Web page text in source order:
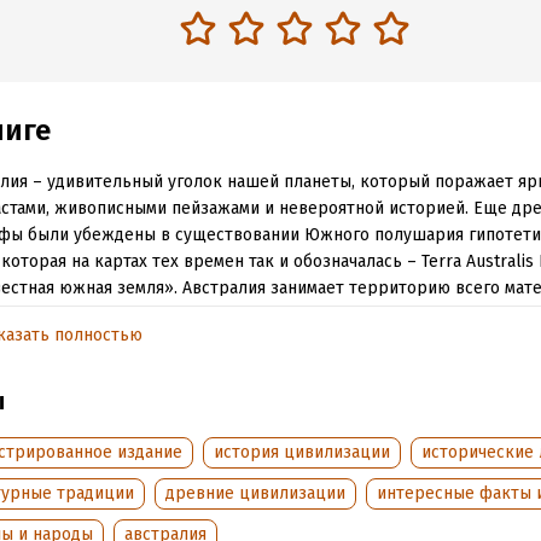
– удивительный уголок нашей планеты, который поражает
живописными пейзажами и невероятной историей. Еще
были убеждены в существовании Южного полушария
на картах тех времен так и обозначалась – Terra
южная земля». Австралия занимает территорию всего
Барьерный риф, Сиднейский мост Харбор-Бридж и Оперный
уже известную на весь мир южную землю: Хью Джекман и
Кидман и Альберт Наматжира, Кейт Бланшетт и Эдмунд Бартон.
– это та страна, где бушмены пронесли свои традиции и
а потомки колонизаторов построили самый длинный в мире
– процветающее современное государство на континенте,
полностью
издание история цивилизации
исторические
традиции
древние цивилизации
интересные факты
и народы
австралия